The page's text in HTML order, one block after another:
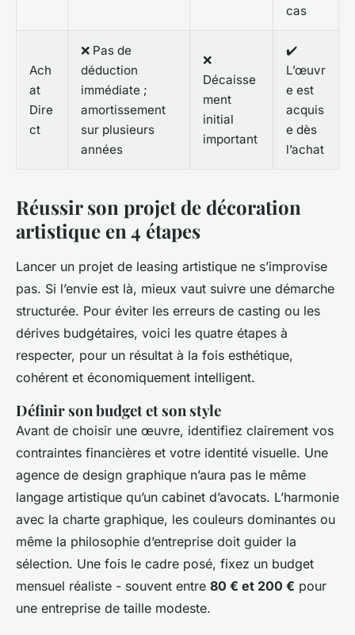
cas
Ach
at
Dire
ct
❌ Pas de
déduction
immédiate ;
amortissement
sur plusieurs
années
❌
Décaisse
ment
initial
important
✔️
L’œuvr
e est
acquis
e dès
l’achat
Réussir son projet de décoration
artistique en 4 étapes
Lancer un projet de leasing artistique ne s’improvise
pas. Si l’envie est là, mieux vaut suivre une démarche
structurée. Pour éviter les erreurs de casting ou les
dérives budgétaires, voici les quatre étapes à
respecter, pour un résultat à la fois esthétique,
cohérent et économiquement intelligent.
Définir son budget et son style
Avant de choisir une œuvre, identifiez clairement vos
contraintes financières et votre identité visuelle. Une
agence de design graphique n’aura pas le même
langage artistique qu’un cabinet d’avocats. L’harmonie
avec la charte graphique, les couleurs dominantes ou
même la philosophie d’entreprise doit guider la
sélection. Une fois le cadre posé, fixez un budget
mensuel réaliste - souvent entre 80 € et 200 € pour
une entreprise de taille modeste.